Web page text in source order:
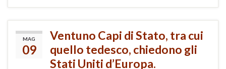
MAG
09
Ventuno Capi di Stato, tra cui
quello tedesco, chiedono gli
Stati Uniti d’Europa.